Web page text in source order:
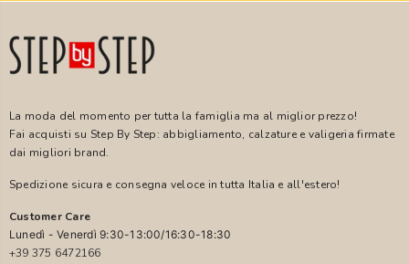
La moda del momento per tutta la famiglia ma al miglior prezzo!
Fai acquisti su Step By Step: abbigliamento, calzature e valigeria firmate
dai migliori brand.
Spedizione sicura e consegna veloce in tutta Italia e all'estero!
Customer Care
Lunedì - Venerdì 9:30-13:00/16:30-18:30
+39 375 6472166